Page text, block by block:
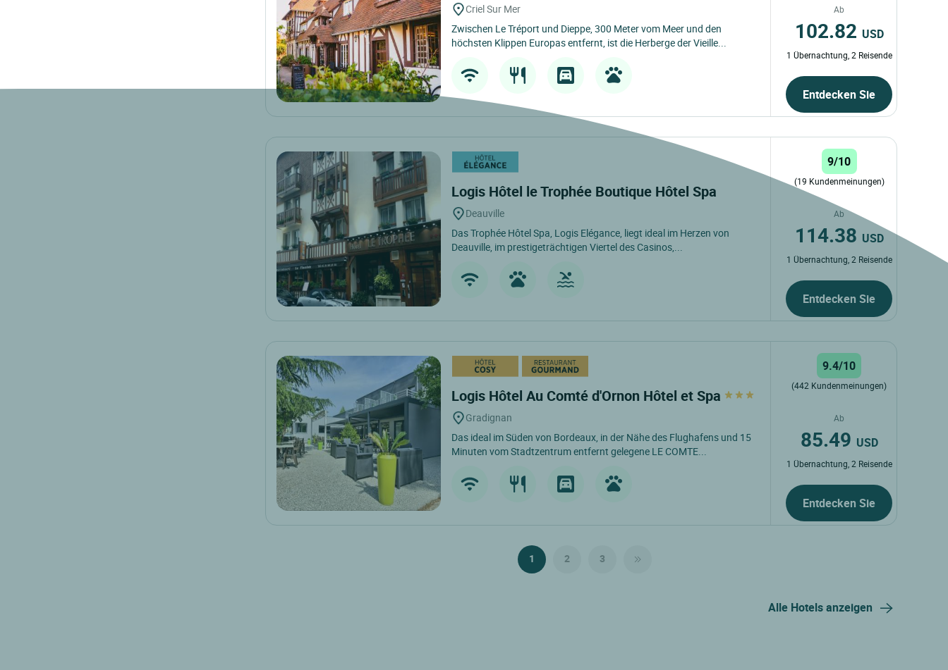
Criel Sur Mer
Zwischen Le Tréport und Dieppe, 300 Meter vom Meer und den
höchsten Klippen Europas entfernt, ist die Herberge der Vieille...
Ab
102.82 USD
1 Übernachtung, 2 Reisende
Entdecken Sie
Logis Hôtel le Trophée Boutique Hôtel Spa
Deauville
Das Trophée Hôtel Spa, Logis Elégance, liegt ideal im Herzen von
Deauville, im prestigeträchtigen Viertel des Casinos,...
9/10
(19 Kundenmeinungen)
Ab
114.38 USD
1 Übernachtung, 2 Reisende
Entdecken Sie
Logis Hôtel Au Comté d'Ornon Hôtel et Spa
Gradignan
Das ideal im Süden von Bordeaux, in der Nähe des Flughafens und 15
Minuten vom Stadtzentrum entfernt gelegene LE COMTE...
9.4/10
(442 Kundenmeinungen)
Ab
85.49 USD
1 Übernachtung, 2 Reisende
Entdecken Sie
1 2 3
Alle Hotels anzeigen